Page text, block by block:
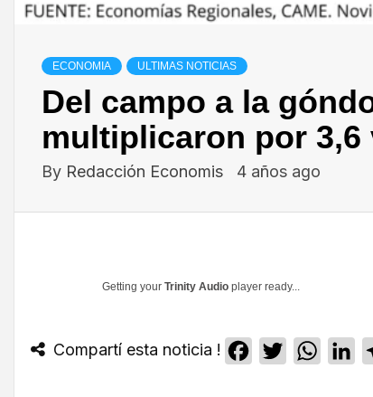
ECONOMIA ULTIMAS NOTICIAS
Del campo a la
multiplicaron por 3,6
By Redacción Economis 4 años ago
Getting your Trinity Audio player ready...
Compartí esta noticia ! Facebook
Twitter